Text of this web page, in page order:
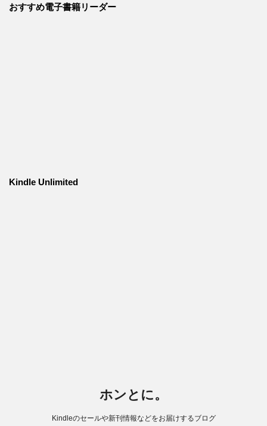
おすすめ電子書籍リーダー
Kindle Unlimited
ホンとに。
Kindleのセールや新刊情報などをお届けするブログ